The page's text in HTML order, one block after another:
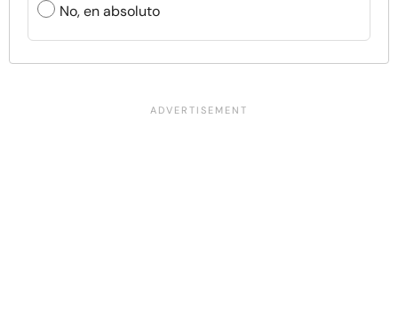
No, en absoluto